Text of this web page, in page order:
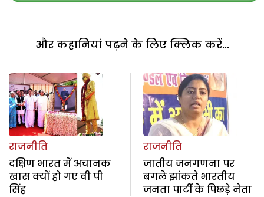
और कहानियां पढ़ने के लिए क्लिक करें...
राजनीति
दक्षिण भारत में अचानक
खास क्यों हो गए वी पी
सिंह
राजनीति
जातीय जनगणना पर
बगले झांकते भारतीय
जनता पार्टी के पिछड़े नेता